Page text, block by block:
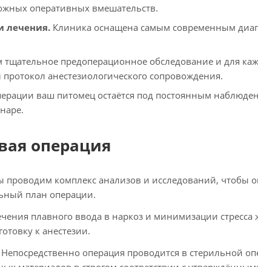
оперативных вмешательств.
лечения. Клиника оснащена самым современным
предоперационное обследование и для
анестезиологического сопровождения.
ваш питомец остаётся под постоянным
операция
проводим комплекс анализов и исследований, чтобы
план операции.
плавного ввода в наркоз и минимизации стресса
к анестезии.
Непосредственно операция проводится в стерильной